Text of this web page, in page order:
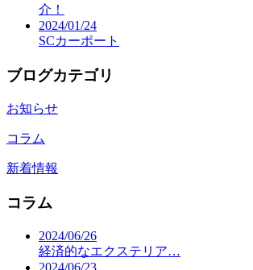
介！
2024/01/24
SCカーポート
ブログカテゴリ
お知らせ
コラム
新着情報
コラム
2024/06/26
経済的なエクステリア…
2024/06/23